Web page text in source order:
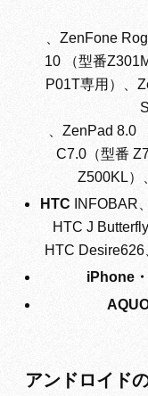
、ZenFone
10 （型番
P01T専用）、
、ZenPad 8.0
C7.0（型番
Z500KL）
HTC INFOBAR
HTC J
HTC Desire626
iPhone
アンドロイド